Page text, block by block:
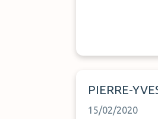
15/02/2020